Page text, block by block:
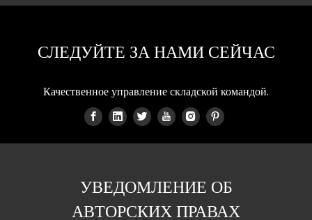
СЛЕДУЙТЕ ЗА НАМИ СЕЙЧАС
Качественное управление складской командой.
УВЕДОМЛЕНИЕ ОБ
АВТОРСКИХ ПРАВАХ